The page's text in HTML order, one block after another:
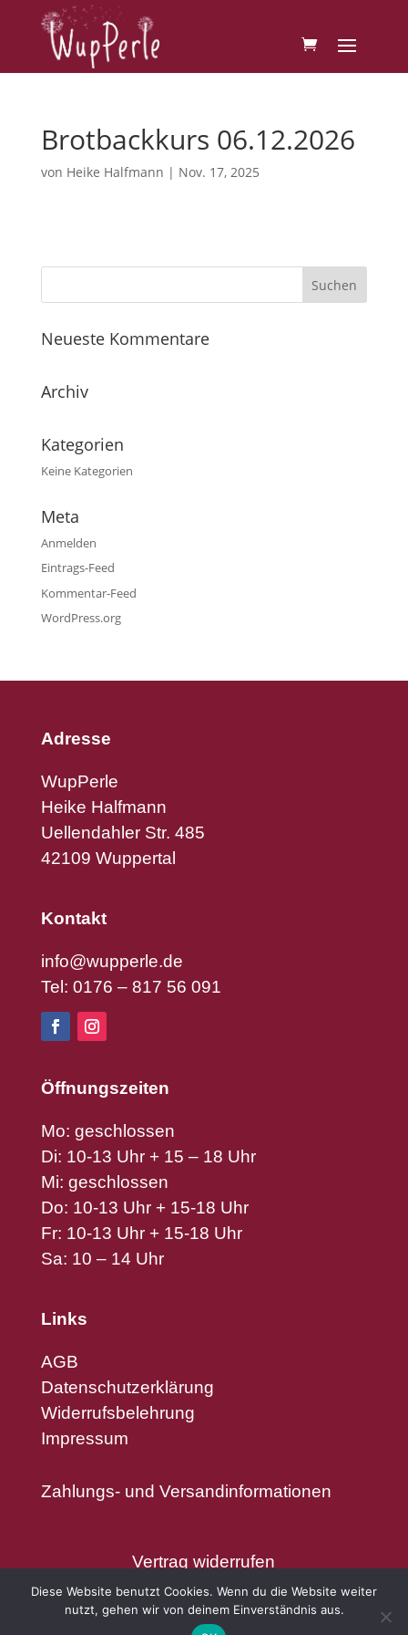
Brotbackkurs 06.12.2026
von Heike Halfmann | Nov. 17, 2025
Neueste Kommentare
Archiv
Kategorien
Keine Kategorien
Meta
Anmelden
Eintrags-Feed
Kommentar-Feed
WordPress.org
Adresse
WupPerle
Heike Halfmann
Uellendahler Str. 485
42109 Wuppertal
Kontakt
info@wupperle.de
Tel: 0176 – 817 56 091
Öffnungszeiten
Mo: geschlossen
Di: 10-13 Uhr + 15 – 18 Uhr
Mi: geschlossen
Do: 10-13 Uhr + 15-18 Uhr
Fr: 10-13 Uhr + 15-18 Uhr
Sa: 10 – 14 Uhr
Links
AGB
Datenschutzerklärung
Widerrufsbelehrung
Impressum
Zahlungs- und Versandinformationen
Vertrag widerrufen
Diese Website benutzt Cookies. Wenn du die Website weiter
nutzt, gehen wir von deinem Einverständnis aus.